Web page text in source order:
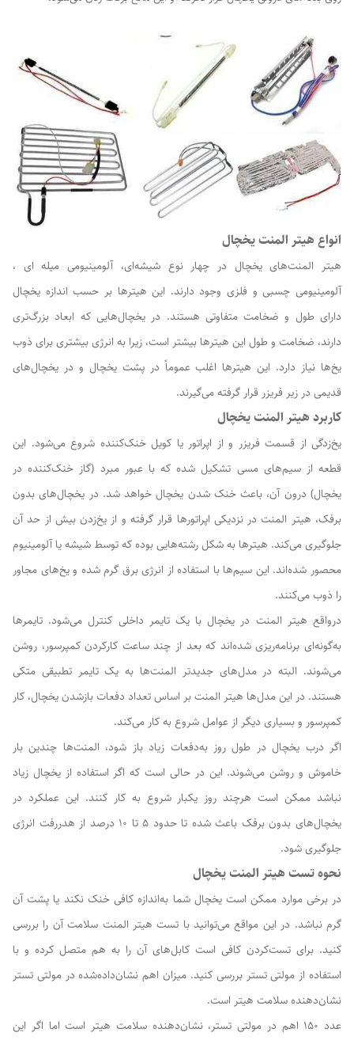
انواع هیتر المنت یخچال
هیتر المنت‌های یخچال در چهار نوع شیشه‌ای، آلومینیومی میله ای ،
آلومینیومی چسبی و فلزی وجود دارند. این هیترها بر حسب اندازه یخچال
دارای طول و ضخامت متفاوتی هستند. در یخچال‌هایی که ابعاد بزرگ‌تری
دارند، ضخامت و طول این هیترها بیشتر است، زیرا به انرژی بیشتری برای ذوب
یخ‌ها نیاز دارد. این هیترها اغلب عموماً در پشت یخچال و در یخچال‌های
قدیمی در زیر فریزر قرار گرفته می‌گیرند.
کاربرد هیتر المنت یخچال
یخ‌زدگی از قسمت فریزر و از اپراتور یا کویل خنک‌کننده شروع می‌شود. این
قطعه از سیم‌های مسی تشکیل شده که با عبور مبرد (گاز خنک‌کننده در
یخچال) درون آن، باعث خنک شدن یخچال خواهد شد. در یخچال‌های بدون
برفک، هیتر المنت در نزدیکی اپراتورها قرار گرفته و از یخ‌زدن بیش از حد آن
جلوگیری می‌کند. هیترها به شکل رشته‌هایی بوده که توسط شیشه یا آلومینیوم
محصور شده‌اند. این سیم‌ها با استفاده از انرژی برق گرم شده و یخ‌های مجاور
را ذوب می‌کنند.
درواقع هیتر المنت در یخچال با یک تایمر داخلی کنترل می‌شود. تایمرها
به‌گونه‌ای برنامه‌ریزی شده‌اند که بعد از چند ساعت کارکردن کمپرسور، روشن
می‌شوند. البته در مدل‌های جدیدتر المنت‌ها به یک تایمر تطبیقی متکی
هستند. در این مدل‌ها هیتر المنت بر اساس تعداد دفعات بازشدن یخچال، کار
کمپرسور و بسیاری دیگر از عوامل شروع به کار می‌کند.
اگر درب یخچال در طول روز به‌دفعات زیاد باز شود، المنت‌ها چندین بار
خاموش و روشن می‌شوند. این در حالی است که اگر استفاده از یخچال زیاد
نباشد ممکن است هرچند روز یکبار شروع به کار کنند. این عملکرد در
یخچال‌های بدون برفک باعث شده تا حدود ۵ تا ۱۰ درصد از هدررفت انرژی
جلوگیری شود.
نحوه تست هیتر المنت یخچال
در برخی موارد ممکن است یخچال شما به‌اندازه کافی خنک نکند یا پشت آن
گرم نباشد. در این مواقع می‌توانید با تست هیتر المنت سلامت آن را بررسی
کنید. برای تست‌کردن کافی است کابل‌های آن را به هم متصل کرده و با
استفاده از مولتی تستر بررسی کنید. میزان اهم نشان‌داده‌شده در مولتی تستر
نشان‌دهنده سلامت هیتر است.
عدد ۱۵۰ اهم در مولتی تستر، نشان‌دهنده سلامت هیتر است اما اگر این